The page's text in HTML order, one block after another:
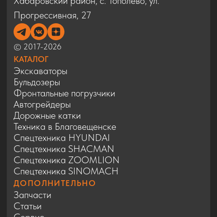
ДОПОЛНИТЕЛЬНО
Запчасти
Статьи
Сервис
Контакты
Карта сайта
Политика конфиденциальности